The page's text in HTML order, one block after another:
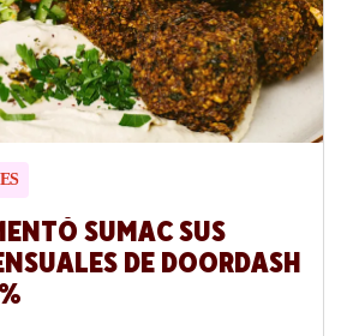
SUMAC SUS
DE DOORDASH